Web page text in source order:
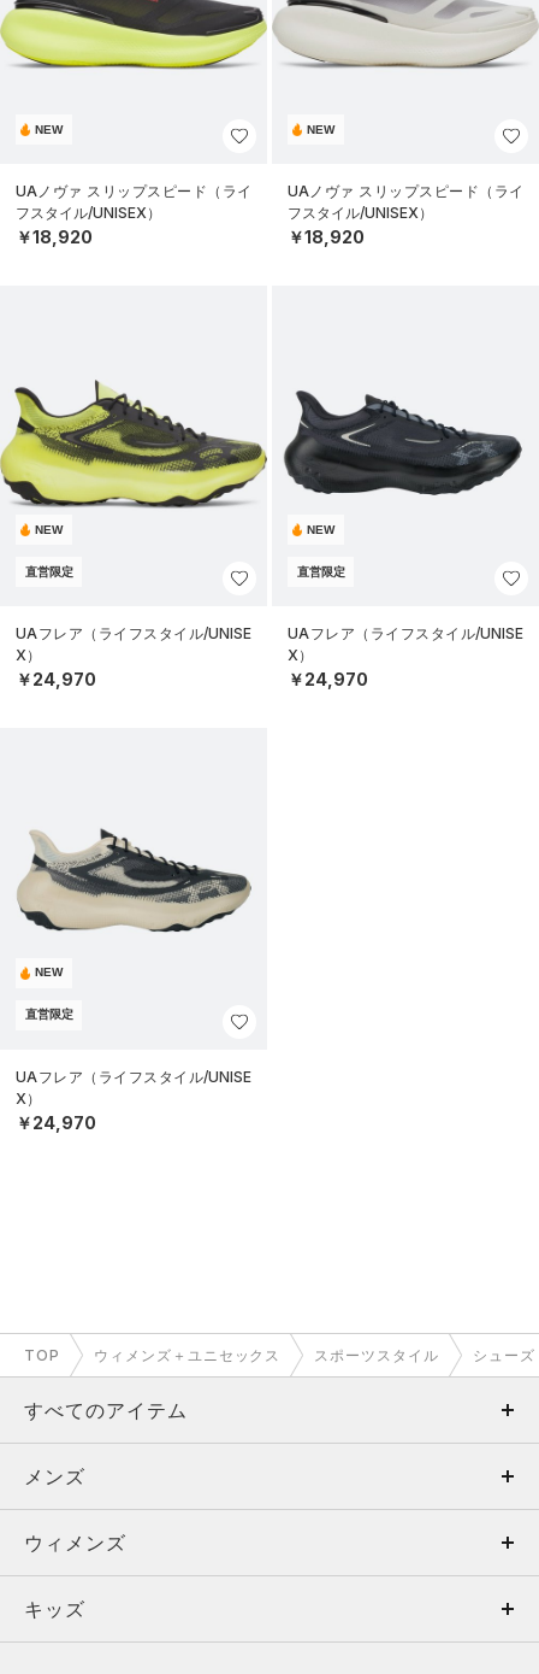
NEW
UAノヴァ スリップスピード（ライ
フスタイル/UNISEX）
￥18,920
NEW
UAノヴァ スリップスピード（ライ
フスタイル/UNISEX）
￥18,920
NEW
直営限定
UAフレア（ライフスタイル/UNISE
X）
￥24,970
NEW
直営限定
UAフレア（ライフスタイル/UNISE
X）
￥24,970
NEW
直営限定
UAフレア（ライフスタイル/UNISE
X）
￥24,970
TOP ウィメンズ＋ユニセックス スポーツスタイル シューズ
すべてのアイテム
メンズ
ウィメンズ
キッズ
メンズ
トップス
ボトムス
ウィメンズ
トップス
キッズ